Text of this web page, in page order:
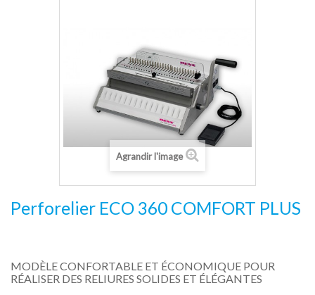
Agrandir l'image
Perforelier ECO 360 COMFORT PLUS
MODÈLE CONFORTABLE ET ÉCONOMIQUE POUR
RÉALISER DES RELIURES SOLIDES ET ÉLÉGANTES